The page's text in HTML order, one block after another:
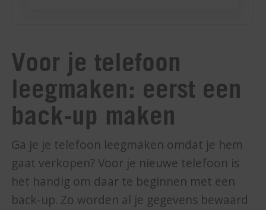
Voor je telefoon
leegmaken: eerst een
back-up maken
Ga je je telefoon leegmaken omdat je hem
gaat verkopen? Voor je nieuwe telefoon is
het handig om daar te beginnen met een
back-up. Zo worden al je gegevens bewaard